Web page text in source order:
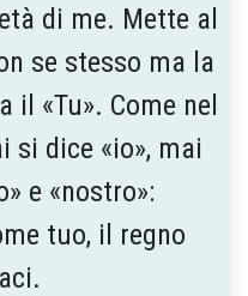
di me. Mette al
se stesso ma la
il «Tu». Come nel
si dice «io», mai
e «nostro»:
tuo, il regno